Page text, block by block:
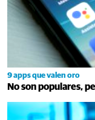
9 apps que valen oro
No son populares,